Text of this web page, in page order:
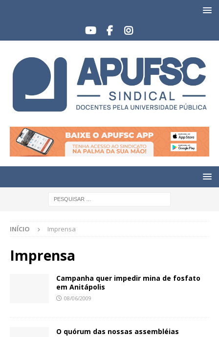
INÍCIO Imprensa
Imprensa
Campanha quer impedir mina de fosfato
em Anitápolis
08/06/2009
O quórum das nossas assembléias